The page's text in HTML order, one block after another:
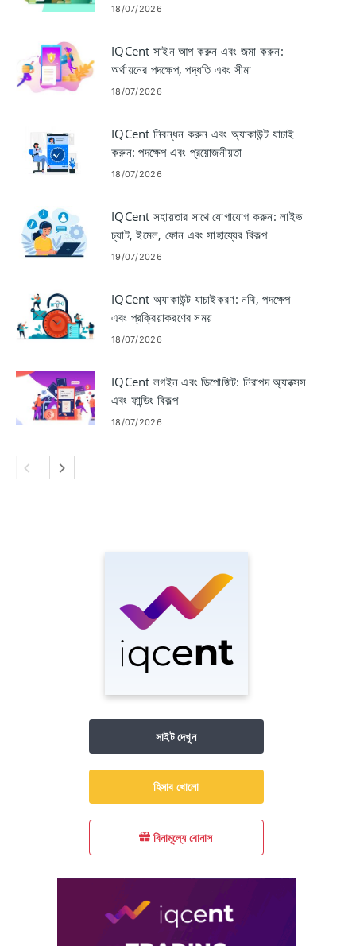
18/07/2026
IQCent সাইন আপ করুন এবং জমা করুন:
অর্থায়নের পদক্ষেপ, পদ্ধতি এবং সীমা
18/07/2026
IQCent নিবন্ধন করুন এবং অ্যাকাউন্ট যাচাই
করুন: পদক্ষেপ এবং প্রয়োজনীয়তা
18/07/2026
IQCent সহায়তার সাথে যোগাযোগ করুন: লাইভ
চ্যাট, ইমেল, ফোন এবং সাহায্যের বিকল্প
19/07/2026
IQCent অ্যাকাউন্ট যাচাইকরণ: নথি, পদক্ষেপ
এবং প্রক্রিয়াকরণের সময়
18/07/2026
IQCent লগইন এবং ডিপোজিট: নিরাপদ অ্যাক্সেস
এবং ফান্ডিং বিকল্প
18/07/2026
সাইট দেখুন
হিসাব খোলো
বিনামূল্যে বোনাস